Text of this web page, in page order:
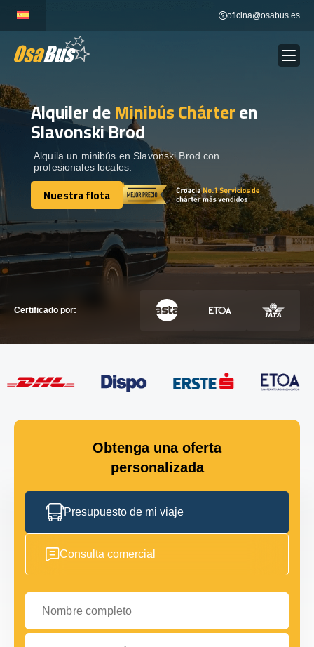
content
oficina@osabus.es
ALQUILER DE AUTOCARES Show dropdown
DESTINOS
RECORRIDAS Show dropdown
Alquiler deMinibús Chárteren
Slavonski Brod
Alquila un minibús en Slavonski Brod con
profesionales locales.
Nuestra flota
Nuestra flota
Certificado por:
Obtenga una oferta
personalizada
Presupuesto de mi viaje
Consulta comercial
Nombre completo
Tu correo electrónico